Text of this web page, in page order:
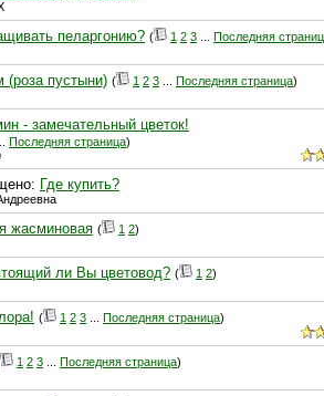
пеларгонию? ( 1 2 3
Последняя
(роза пустыни) ( 1 2 3 Последняя страница)
- замечательный цветок!
Последняя страница)
Где купить?
жасминовая ( 1 2)
ли Вы цветовод? ( 1 2)
( 1 2 3 Последняя страница)
1 2 3 Последняя страница)